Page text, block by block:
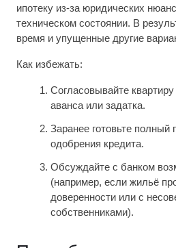
ипотеку из-за юридических
техническом состоянии. В
время и упущенные другие
Как избежать:
Согласовывайте
аванса или задатка.
Заранее готовьте полный
одобрения кредита.
Обсуждайте с банком
(например, если жильё
доверенности или с
собственниками).